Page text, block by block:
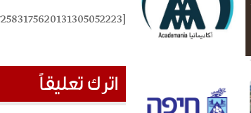
[foldergallery folder="wp-content/uploads/articles/172583175620131305052223"]
اترك تعليقاً